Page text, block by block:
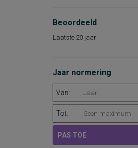
Beoordeeld
Laatste 20 jaar
Jaar normering
Van:
Tot:
PAS TOE